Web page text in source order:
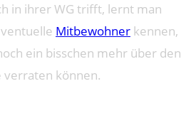
in ihrer WG trifft, lernt man
Mitbewohner kennen,
ein bisschen mehr über den
verraten können.